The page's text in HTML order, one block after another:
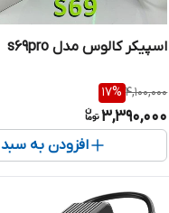
اسپیکر کالوس مدل s69pro
4,100,000
17%
3,390,000
افزودن به سبد